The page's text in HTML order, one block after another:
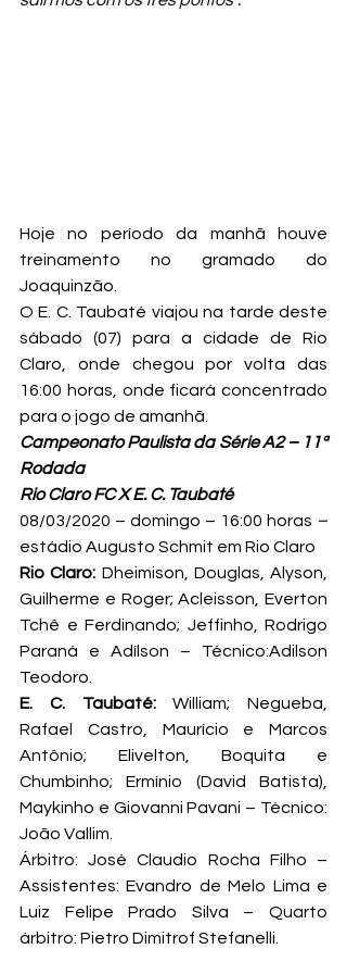
Hoje no período da manhã houve
treinamento no gramado do
Joaquinzão.
O E. C. Taubaté viajou na tarde deste
sábado (07) para a cidade de Rio
Claro, onde chegou por volta das
16:00 horas, onde ficará concentrado
para o jogo de amanhã.
Campeonato Paulista da Série A2 – 11ª
Rodada
Rio Claro FC X E. C. Taubaté
08/03/2020 – domingo – 16:00 horas
estádio Augusto Schmit em Rio Claro
Rio Claro: Dheimison, Douglas, Alyson,
Guilherme e Roger; Acleisson, Everton
Tchê e Ferdinando; Jeffinho, Rodrigo
Paraná e Adílson – Técnico:Adilson
Teodoro.
E. C. Taubaté: William; Negueba,
Rafael Castro, Maurício e Marcos
Antônio; Elivelton, Boquita e
Chumbinho; Ermínio (David Batista),
Maykinho e Giovanni Pavani – Técnico:
João Vallim.
Árbitro: José Claudio Rocha Filho –
Assistentes: Evandro de Melo Lima e
Luiz Felipe Prado Silva – Quarto
árbitro: Pietro Dimitrof Stefanelli.